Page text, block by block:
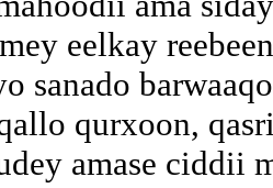
eelkay
sanado
qurxoon,
amase ciddii